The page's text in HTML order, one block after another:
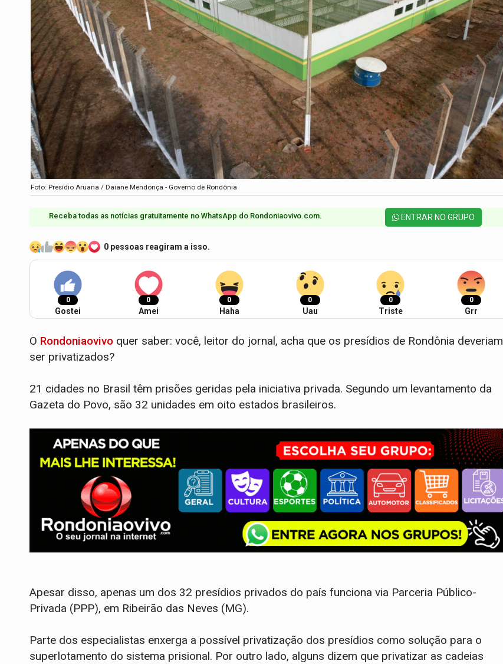
Foto: Presídio Aruana / Daiane Mendonça - Governo de Rondônia
Receba todas as notícias gratuitamente no WhatsApp do Rondoniaovivo.com.​ ENTRAR NO GRUPO
0 pessoas reagiram a isso.
0
Gostei
0
Amei
0
Haha
0
Uau
0
Triste
0
Grr
O Rondoniaovivo quer saber: você, leitor do jornal, acha que os presídios de Rondônia deveriam
ser privatizados?
21 cidades no Brasil têm prisões geridas pela iniciativa privada. Segundo um levantamento da
Gazeta do Povo, são 32 unidades em oito estados brasileiros.
Apesar disso, apenas um dos 32 presídios privados do país funciona via Parceria Público-
Privada (PPP), em Ribeirão das Neves (MG).
Parte dos especialistas enxerga a possível privatização dos presídios como solução para o
superlotamento do sistema prisional. Por outro lado, alguns dizem que privatizar as cadeias